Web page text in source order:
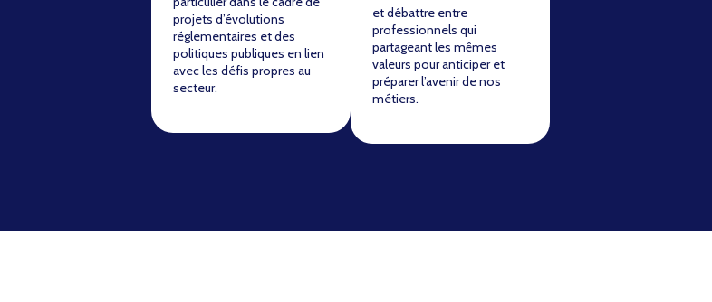
projets d’évolutions
réglementaires et des
politiques publiques en lien
avec les défis propres au
secteur.
et débattre entre
professionnels qui
partageant les mêmes
valeurs pour anticiper et
préparer l’avenir de nos
métiers.